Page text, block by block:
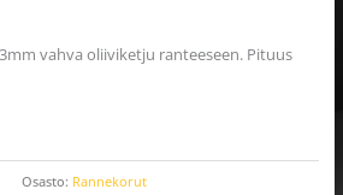
vahva oliiviketju ranteeseen. Pituus
Osasto: Rannekorut